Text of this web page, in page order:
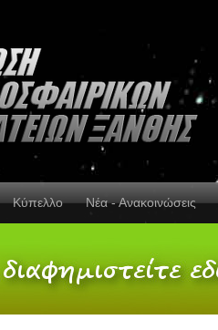
Κύπελλο Νέα - Ανακοινώσεις